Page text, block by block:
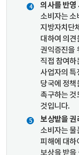
의사를 반영
소비자는 소
지방자치단
대하여 의견
권익증진을
직접 참여하
사업자의 특
당국에 정책
촉구하는 것
것입니다.
보상받을 권
소비자는
피해에 대하
보상을 받을